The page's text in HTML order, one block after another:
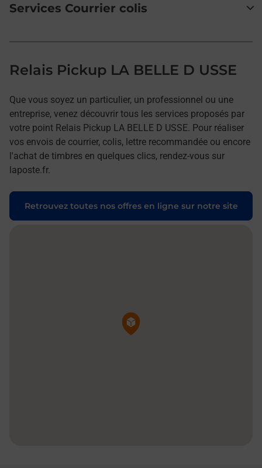
Services Courrier colis
Relais Pickup LA BELLE D USSE
Que vous soyez un particulier, un professionnel ou une
entreprise, venez découvrir tous les services proposés par
votre point Relais Pickup LA BELLE D USSE. Pour réaliser
vos envois de courrier, colis, lettre recommandée ou encore
l'achat de timbres en quelques clics, rendez-vous sur
laposte.fr.
Retrouvez toutes nos offres en ligne sur notre site
Pin de la carte